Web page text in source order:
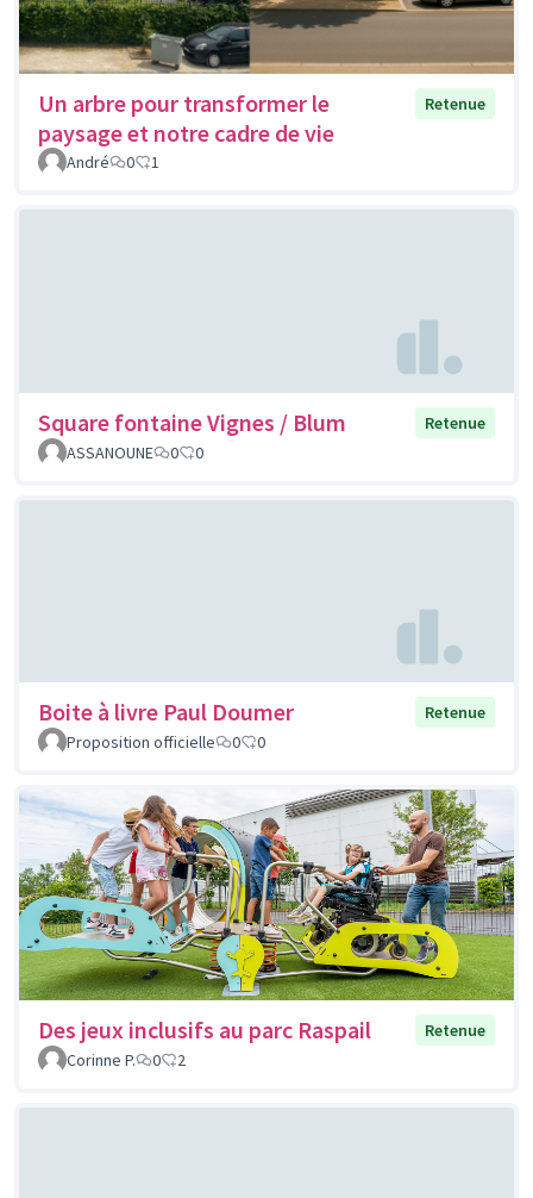
Un arbre pour transformer le
paysage et notre cadre de vie
Retenue
André 0 1
Square fontaine Vignes / Blum
Retenue
ASSANOUNE
0 0
Boite à livre Paul Doumer
Retenue
Proposition officielle
0 0
Des jeux inclusifs au parc Raspail
Retenue
Corinne P.
0 2